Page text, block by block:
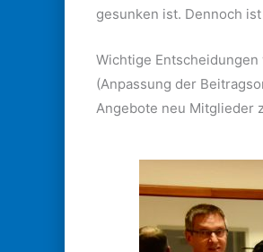
gesunken ist. Dennoch
Wichtige
(Anpassung der
Angebote neu Mitglieder